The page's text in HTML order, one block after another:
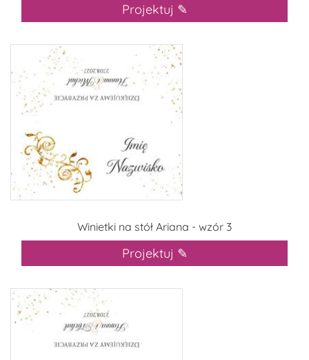
Projektuj ✎
Winietki na stół Ariana - wzór 3
Projektuj ✎